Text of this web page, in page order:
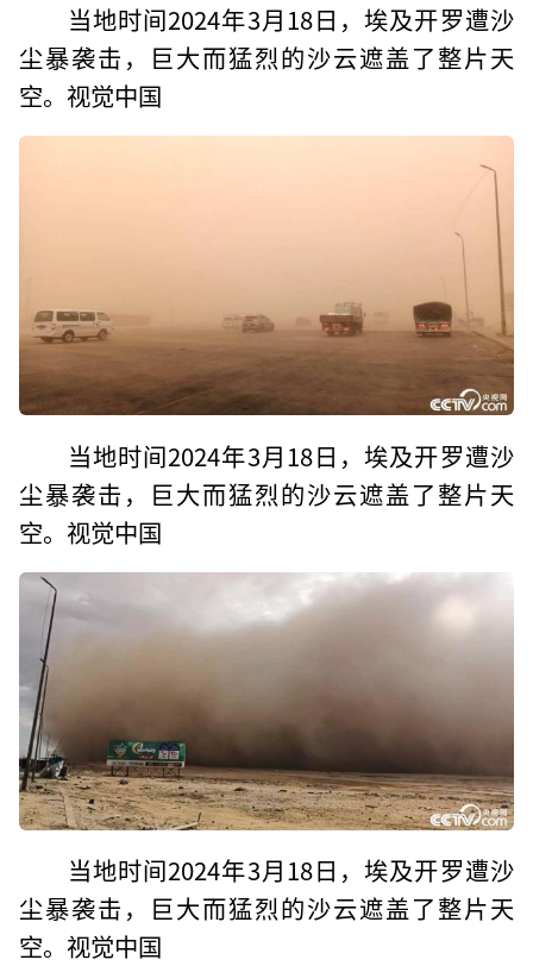
当地时间2024年3月18日，埃及开罗遭沙
尘暴袭击，巨大而猛烈的沙云遮盖了整片天
空。视觉中国
当地时间2024年3月18日，埃及开罗遭沙
尘暴袭击，巨大而猛烈的沙云遮盖了整片天
空。视觉中国
当地时间2024年3月18日，埃及开罗遭沙
尘暴袭击，巨大而猛烈的沙云遮盖了整片天
空。视觉中国